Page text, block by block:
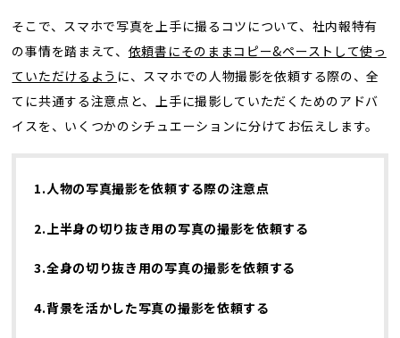
そこで、スマホで写真を上手に撮るコツについて、社内報特有
の事情を踏まえて、 依頼書にそのままコピー&ペーストして使っ
ていただけるよう に、スマホでの人物撮影を依頼する際の、全
てに共通する注意点と、上手に撮影していただくためのアドバ
イスを、いくつかのシチュエーションに分けてお伝えします。
1.人物の写真撮影を依頼する際の注意点
2.上半身の切り抜き用の写真の撮影を依頼する
3.全身の切り抜き用の写真の撮影を依頼する
4.背景を活かした写真の撮影を依頼する